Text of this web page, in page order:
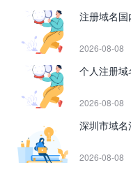
注册域名
2026-08-08
个人注册
2026-08-08
深圳市域
2026-08-08